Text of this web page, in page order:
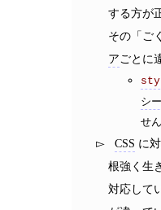
する方が
その「ご
アごとに
シ
せ
CSS に
根強く生
対応して